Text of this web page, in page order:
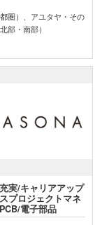
圏）、アユタヤ・その
部・南部）
充実/キャリアアップ
プロジェクトマネ
電子部品